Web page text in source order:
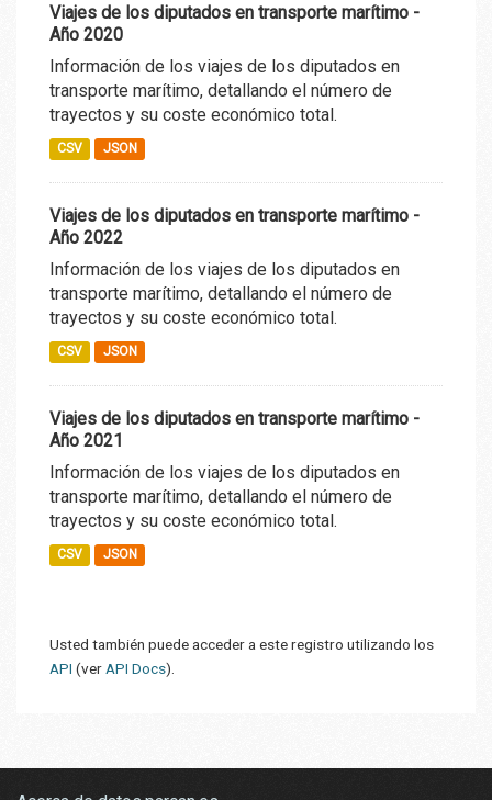
Viajes de los diputados en transporte marítimo -
Año 2020
Información de los viajes de los diputados en
transporte marítimo, detallando el número de
trayectos y su coste económico total.
CSV JSON
Viajes de los diputados en transporte marítimo -
Año 2022
Información de los viajes de los diputados en
transporte marítimo, detallando el número de
trayectos y su coste económico total.
CSV JSON
Viajes de los diputados en transporte marítimo -
Año 2021
Información de los viajes de los diputados en
transporte marítimo, detallando el número de
trayectos y su coste económico total.
CSV JSON
Usted también puede acceder a este registro utilizando los
API (ver API Docs).